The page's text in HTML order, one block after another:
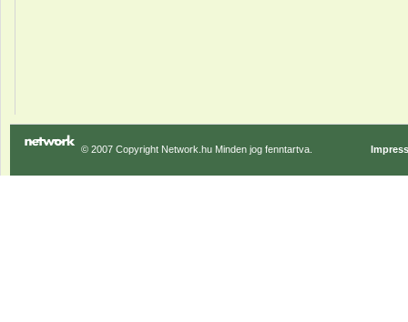
© 2007 Copyright Network.hu Minden jog fenntartva.